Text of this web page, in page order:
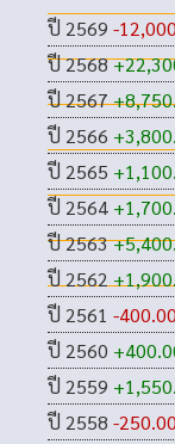
ปี 2569 -
ปี 2568
ปี 2567
ปี 2566
ปี 2565
ปี 2564
ปี 2563
ปี 2562
ปี 2561 -400.00
ปี 2560
ปี 2559
ปี 2558 -250.00